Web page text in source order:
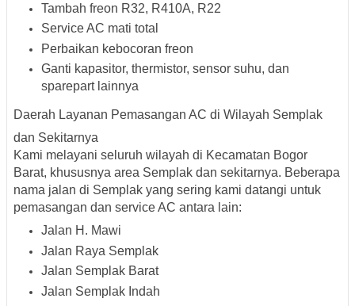
Tambah freon R32, R410A, R22
Service AC mati total
Perbaikan kebocoran freon
Ganti kapasitor, thermistor, sensor suhu, dan
sparepart lainnya
Daerah Layanan Pemasangan AC di Wilayah Semplak
dan Sekitarnya
Kami melayani seluruh wilayah di Kecamatan Bogor
Barat, khususnya area Semplak dan sekitarnya. Beberapa
nama jalan di Semplak yang sering kami datangi untuk
pemasangan dan service AC antara lain:
Jalan H. Mawi
Jalan Raya Semplak
Jalan Semplak Barat
Jalan Semplak Indah